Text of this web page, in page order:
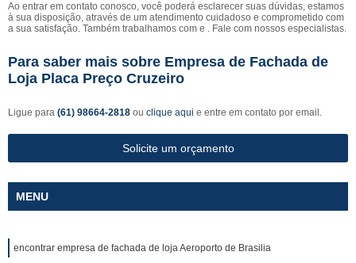
Ao entrar em contato conosco, você poderá esclarecer suas dúvidas, estamos
à sua disposição, através de um atendimento cuidadoso e comprometido com
a sua satisfação. Também trabalhamos com e . Fale com nossos especialistas.
Para saber mais sobre Empresa de Fachada de
Loja Placa Preço Cruzeiro
Ligue para (61) 98664-2818 ou clique aqui e entre em contato por email.
Solicite um orçamento
MENU
encontrar empresa de fachada de loja Aeroporto de Brasilia